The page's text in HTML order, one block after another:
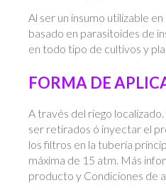
Al ser un insumo utilizable
basado en parasitoides de
en todo tipo de cultivos y
FORMA DE
A través del riego
ser retirados ó inyectar el
los filtros en la tubería
máxima de 15 atm. Más
producto y Condiciones de